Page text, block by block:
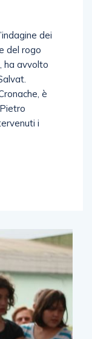
dei
del rogo
ha avvolto
è
i